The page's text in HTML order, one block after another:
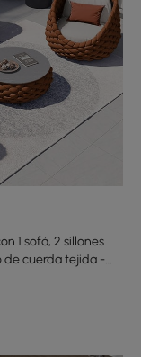
1 sofá, 2 sillones
de cuerda tejida -